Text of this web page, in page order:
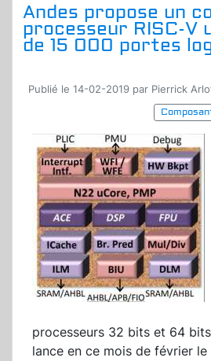
Andes propose un
processeur RISC-V
de 15 000 portes
Publié le 14-02-2019 par Pierrick
processeurs 32 bits et 64
lance en ce mois de février